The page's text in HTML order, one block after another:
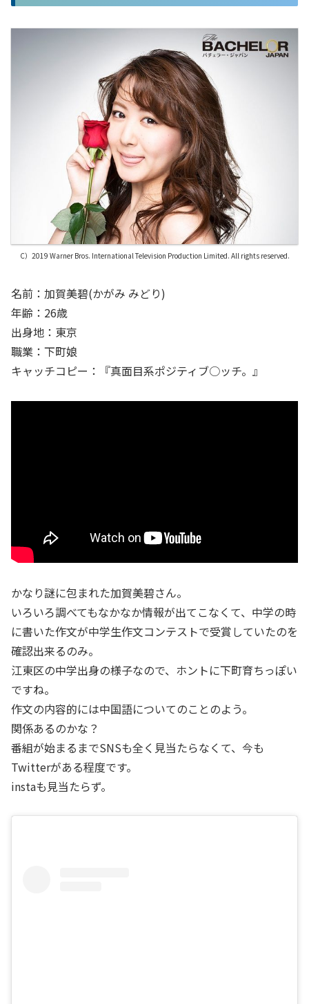
C）2019 Warner Bros. International Television Production Limited. All rights reserved.
名前：加賀美碧(かがみ みどり)
年齢：26歳
出身地：東京
職業：下町娘
キャッチコピー：『真面目系ポジティブ○ッチ。』
かなり謎に包まれた加賀美碧さん。
いろいろ調べてもなかなか情報が出てこなくて、中学の時
に書いた作文が中学生作文コンテストで受賞していたのを
確認出来るのみ。
江東区の中学出身の様子なので、ホントに下町育ちっぽい
ですね。
作文の内容的には中国語についてのことのよう。
関係あるのかな？
番組が始まるまでSNSも全く見当たらなくて、今も
Twitterがある程度です。
instaも見当たらず。